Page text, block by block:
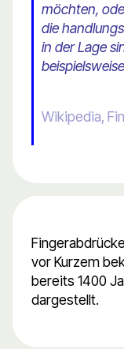
möchten,
die
in der Lage
Wikipedia,
vor Kurzem
bereits 1400
dargestellt.